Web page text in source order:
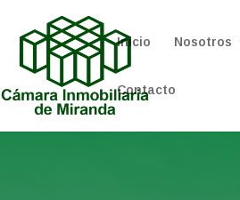
Inicio Nosotros
Contacto